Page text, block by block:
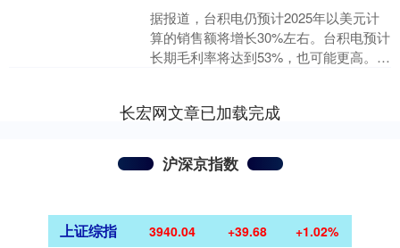
据报道，台积电仍预计2025年以美元计
算的销售额将增长30%左右。台积电预计
长期毛利率将达到53%，也可能更高。
长宏网文章已加载完成
沪深京指数
上证综指 3940.04 +39.68 +1.02%